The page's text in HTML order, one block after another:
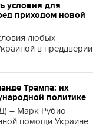
условия для
приходом новой
любых
в преддверии
Трампа: их
политике
– Марк Рубио
помощи Украине